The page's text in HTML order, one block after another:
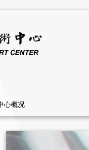
心概况